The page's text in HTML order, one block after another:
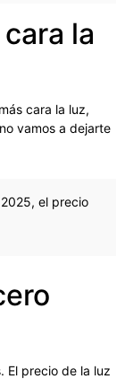
la
cara la luz,
vamos a dejarte
el precio
El precio de la luz